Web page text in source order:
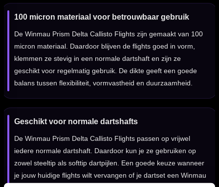
100 micron materiaal voor betrouwbaar gebruik
De Winmau Prism Delta Callisto Flights zijn gemaakt van 100
micron materiaal. Daardoor blijven de flights goed in vorm,
klemmen ze stevig in een normale dartshaft en zijn ze
geschikt voor regelmatig gebruik. De dikte geeft een goede
balans tussen flexibiliteit, vormvastheid en duurzaamheid.
Geschikt voor normale dartshafts
De Winmau Prism Delta Callisto Flights passen op vrijwel
iedere normale dartshaft. Daardoor kun je ze gebruiken op
zowel steeltip als softtip dartpijlen. Een goede keuze wanneer
je jouw huidige flights wilt vervangen of je dartset een Winmau